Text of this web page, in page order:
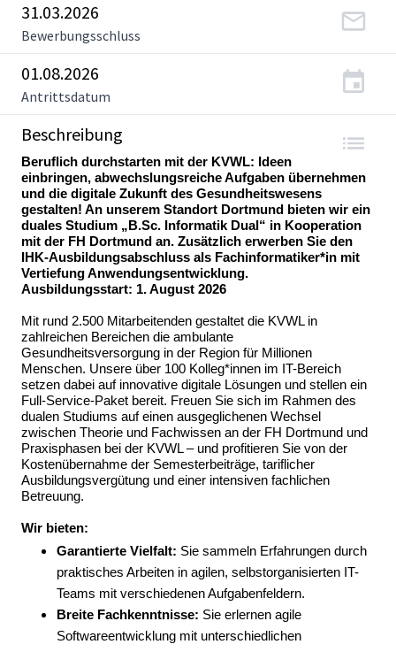
31.03.2026
Bewerbungsschluss
01.08.2026
Antrittsdatum
Beschreibung
Beruflich durchstarten mit der KVWL: Ideen
einbringen, abwechslungsreiche Aufgaben übernehmen
und die digitale Zukunft des Gesundheitswesens
gestalten! An unserem Standort Dortmund bieten wir ein
duales Studium „B.Sc. Informatik Dual“ in Kooperation
mit der FH Dortmund an. Zusätzlich erwerben Sie den
IHK-Ausbildungsabschluss als Fachinformatiker*in mit
Vertiefung Anwendungsentwicklung.
Ausbildungsstart: 1. August 2026
Mit rund 2.500 Mitarbeitenden gestaltet die KVWL in
zahlreichen Bereichen die ambulante
Gesundheitsversorgung in der Region für Millionen
Menschen. Unsere über 100 Kolleg*innen im IT-Bereich
setzen dabei auf innovative digitale Lösungen und stellen ein
Full-Service-Paket bereit. Freuen Sie sich im Rahmen des
dualen Studiums auf einen ausgeglichenen Wechsel
zwischen Theorie und Fachwissen an der FH Dortmund und
Praxisphasen bei der KVWL – und profitieren Sie von der
Kostenübernahme der Semesterbeiträge, tariflicher
Ausbildungsvergütung und einer intensiven fachlichen
Betreuung.
Wir bieten:
Garantierte Vielfalt: Sie sammeln Erfahrungen durch
praktisches Arbeiten in agilen, selbstorganisierten IT-
Teams mit verschiedenen Aufgabenfeldern.
Breite Fachkenntnisse: Sie erlernen agile
Softwareentwicklung mit unterschiedlichen